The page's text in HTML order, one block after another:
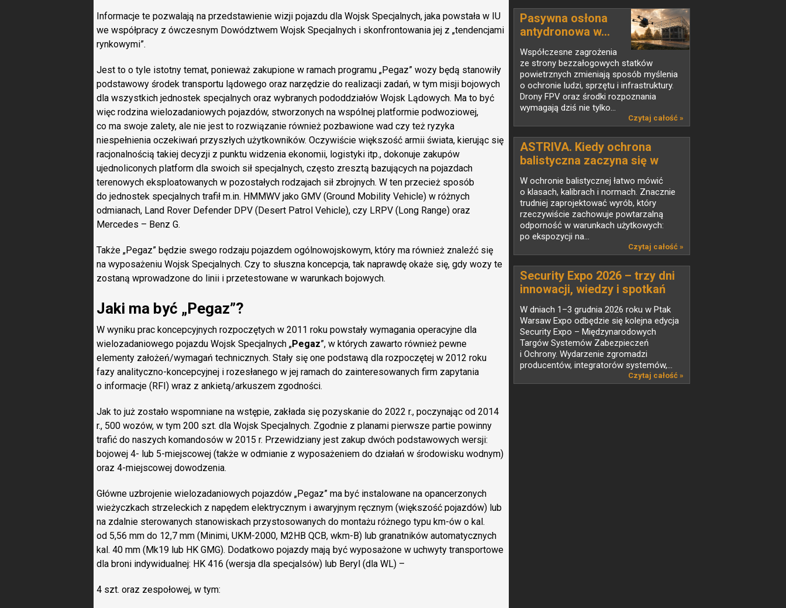
Informacje te pozwalają na przedstawienie wizji pojazdu dla Wojsk Specjalnych, jaka powstała w IU
we współpracy z ówczesnym Dowództwem Wojsk Specjalnych i skonfrontowania jej z „tendencjami
rynkowymi”.
Jest to o tyle istotny temat, ponieważ zakupione w ramach programu „Pegaz” wozy będą stanowiły
podstawowy środek transportu lądowego oraz narzędzie do realizacji zadań, w tym misji bojowych
dla wszystkich jednostek specjalnych oraz wybranych pododdziałów Wojsk Lądowych. Ma to być
więc rodzina wielozadaniowych pojazdów, stworzonych na wspólnej platformie podwoziowej,
co ma swoje zalety, ale nie jest to rozwiązanie również pozbawione wad czy też ryzyka
niespełnienia oczekiwań przyszłych użytkowników. Oczywiście większość armii świata, kierując się
racjonalnością takiej decyzji z punktu widzenia ekonomii, logistyki itp., dokonuje zakupów
ujednoliconych platform dla swoich sił specjalnych, często zresztą bazujących na pojazdach
terenowych eksploatowanych w pozostałych rodzajach sił zbrojnych. W ten przecież sposób
do jednostek specjalnych trafił m.in. HMMWV jako GMV (Ground Mobility Vehicle) w różnych
odmianach, Land Rover Defender DPV (Desert Patrol Vehicle), czy LRPV (Long Range) oraz
Mercedes – Benz G.
Także „Pegaz” będzie swego rodzaju pojazdem ogólnowojskowym, który ma również znaleźć się
na wyposażeniu Wojsk Specjalnych. Czy to słuszna koncepcja, tak naprawdę okaże się, gdy wozy te
zostaną wprowadzone do linii i przetestowane w warunkach bojowych.
Jaki ma być „Pegaz”?
W wyniku prac koncepcyjnych rozpoczętych w 2011 roku powstały wymagania operacyjne dla
wielozadaniowego pojazdu Wojsk Specjalnych „Pegaz”, w których zawarto również pewne
elementy założeń/wymagań technicznych. Stały się one podstawą dla rozpoczętej w 2012 roku
fazy analityczno-koncepcyjnej i rozesłanego w jej ramach do zainteresowanych firm zapytania
o informacje (RFI) wraz z ankietą/arkuszem zgodności.
Jak to już zostało wspomniane na wstępie, zakłada się pozyskanie do 2022 r., poczynając od 2014
r., 500 wozów, w tym 200 szt. dla Wojsk Specjalnych. Zgodnie z planami pierwsze partie powinny
trafić do naszych komandosów w 2015 r. Przewidziany jest zakup dwóch podstawowych wersji:
bojowej 4- lub 5-miejscowej (także w odmianie z wyposażeniem do działań w środowisku wodnym)
oraz 4-miejscowej dowodzenia.
Główne uzbrojenie wielozadaniowych pojazdów „Pegaz” ma być instalowane na opancerzonych
wieżyczkach strzeleckich z napędem elektrycznym i awaryjnym ręcznym (większość pojazdów) lub
na zdalnie sterowanych stanowiskach przystosowanych do montażu różnego typu km-ów o kal.
od 5,56 mm do 12,7 mm (Minimi, UKM-2000, M2HB QCB, wkm-B) lub granatników automatycznych
kal. 40 mm (Mk19 lub HK GMG). Dodatkowo pojazdy mają być wyposażone w uchwyty transportowe
dla broni indywidualnej: HK 416 (wersja dla specjalsów) lub Beryl (dla WL) –
4 szt. oraz zespołowej, w tym:
Pasywna osłona
antydronowa w...
Współczesne zagrożenia
ze strony bezzałogowych statków
powietrznych zmieniają sposób myślenia
o ochronie ludzi, sprzętu i infrastruktury.
Drony FPV oraz środki rozpoznania
wymagają dziś nie tylko...
Czytaj całość »
ASTRIVA. Kiedy ochrona
balistyczna zaczyna się w
laboratorium
W ochronie balistycznej łatwo mówić
o klasach, kalibrach i normach. Znacznie
trudniej zaprojektować wyrób, który
rzeczywiście zachowuje powtarzalną
odporność w warunkach użytkowych:
po ekspozycji na...
Czytaj całość »
Security Expo 2026 – trzy dni
innowacji, wiedzy i spotkań
liderów branży
bezpieczeństwa
W dniach 1–3 grudnia 2026 roku w Ptak
Warsaw Expo odbędzie się kolejna edycja
Security Expo – Międzynarodowych
Targów Systemów Zabezpieczeń
i Ochrony. Wydarzenie zgromadzi
producentów, integratorów systemów,...
Czytaj całość »